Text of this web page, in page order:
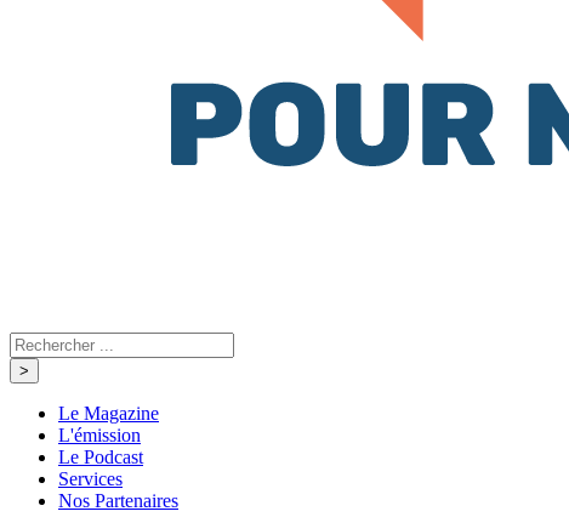
Le Magazine
L'émission
Le Podcast
Services
Nos Partenaires